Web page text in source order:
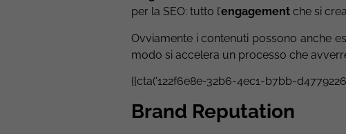
per la SEO: tutto l’engagementche si
Ovviamente i contenuti possono anche
modo si accelera un processo che
{{cta(‘122f6e8e-32b6-4ec1-b7bb-
Brand Reputation